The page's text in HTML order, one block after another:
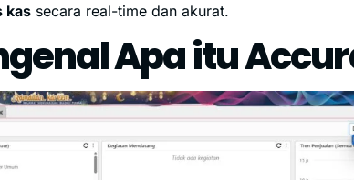
kas secara real-time dan akurat.
Apa itu